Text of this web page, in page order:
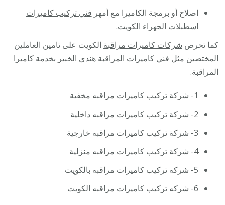
اصلاح أو برمجة الكاميرا مع أمهر فني تركيب كاميرات
اسطبلات الجهراء الكويت.
كما تحرص شركات كاميرات مراقبة الكويت على تامين العاملين
المختصين مثل فنيكاميرات المراقبة هندي الخبير بخدمة كاميرا
المراقبة.
1- شركة تركيب كاميرات مراقبه مخفية
2- شركة تركيب كاميرات مراقبه داخلية
3- شركة تركيب كاميرات مراقبه خارجية
4- شركة تركيب كاميرات مراقبه منزلية
5- شركه تركيب كاميرات مراقبه بالكويت
6- شركه تركيب كاميرات مراقبه الكويت